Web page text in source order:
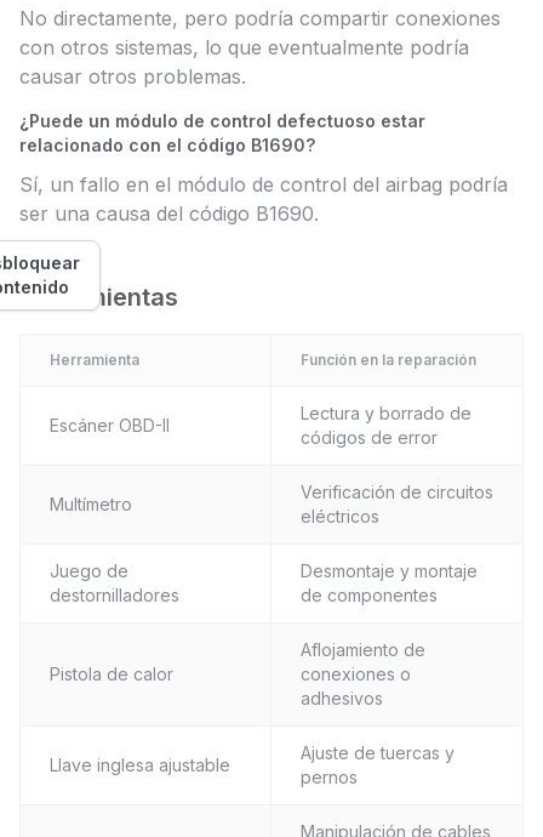
No directamente, pero podría compartir conexiones
con otros sistemas, lo que eventualmente podría
causar otros problemas.
¿Puede un módulo de control defectuoso estar
relacionado con el código B1690?
Sí, un fallo en el módulo de control del airbag podría
ser una causa del código B1690.
Herramientas
Herramienta Función en la reparación
Escáner OBD-II
Lectura y borrado de
códigos de error
Multímetro
Verificación de circuitos
eléctricos
Juego de
destornilladores
Desmontaje y montaje
de componentes
Pistola de calor
Aflojamiento de
conexiones o
adhesivos
Llave inglesa ajustable
Ajuste de tuercas y
pernos
Manipulación de cables